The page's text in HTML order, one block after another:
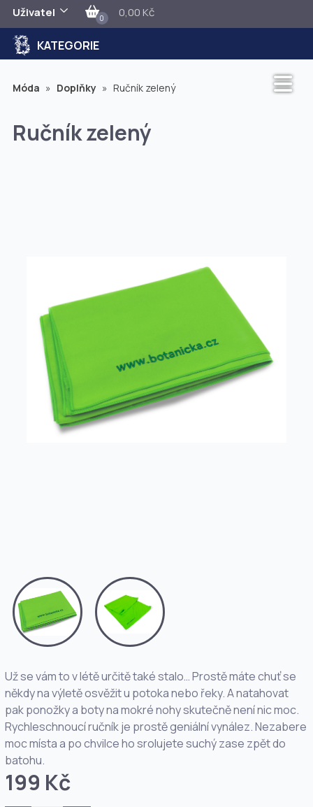
Uživatel 0 0,00 Kč
KATEGORIE
Móda » Doplňky » Ručník zelený
Ručník zelený
Už se vám to v létě určitě také stalo… Prostě máte chuť se
někdy na výletě osvěžit u potoka nebo řeky. A natahovat
pak ponožky a boty na mokré nohy skutečně není nic moc.
Rychleschnoucí ručník je prostě geniální vynález. Nezabere
moc místa a po chvilce ho srolujete suchý zase zpět do
batohu.
199 Kč